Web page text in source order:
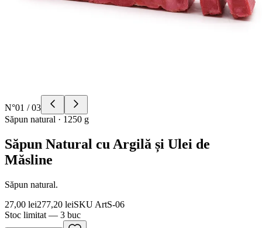
N°01 /03
Săpun natural · 1250 g
Săpun Natural cu Argilă și Ulei de
Măsline
Săpun natural.
27,00 lei277,20 leiSKU ArtS-06
Stoc limitat — 3 buc